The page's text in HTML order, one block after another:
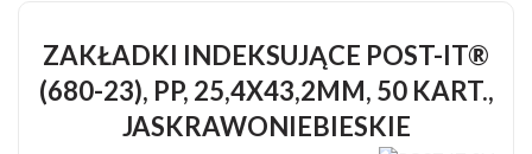
ZAKŁADKI INDEKSUJĄCE POST-IT®
(680-23), PP, 25,4X43,2MM, 50 KART.,
JASKRAWONIEBIESKIE